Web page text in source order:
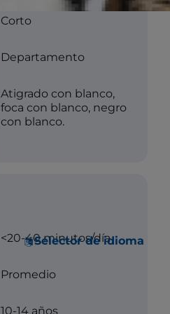
Selector de idioma
Corto
Departamento
Atigrado con blanco,
foca con blanco, negro
con blanco.
<20-40 minutos/día
Promedio
10-14 años